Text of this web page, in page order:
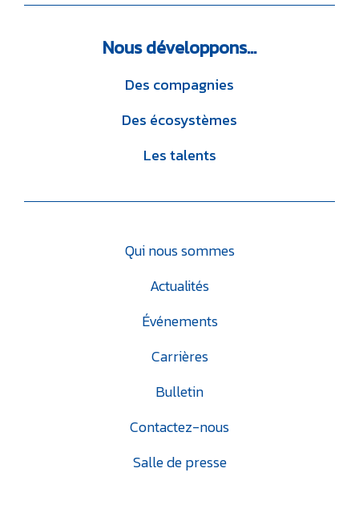
Nousdéveloppons…
Des compagnies
Des écosystèmes
Les talents
Qui nous sommes
Actualités
Événements
Carrières
Bulletin
Contactez-nous
Salle de presse